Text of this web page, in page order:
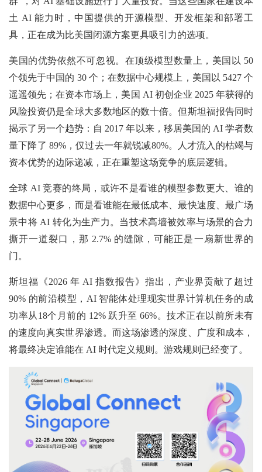
土 AI 能力时，中国提供的开源模型、开发框架和部署工
具，正在成为比美国闭源方案更具吸引力的选项。
美国的优势依然不可忽视。在顶级模型数量上，美国以 50
个领先于中国的 30 个；在数据中心规模上，美国以 5427 个
遥遥领先；在资本市场上，美国 AI 初创企业 2025 年获得的
风险投资仍是全球大多数地区的数十倍。但斯坦福报告同时
揭示了另一个趋势：自 2017 年以来，移居美国的 AI 学者数
量下降了 89%，仅过去一年就锐减80%。人才流入的枯竭与
资本优势的边际递减，正在重塑这场竞争的底层逻辑。
全球 AI 竞赛的终局，或许不是看谁的模型参数更大、谁的
数据中心更多，而是看谁能在最低成本、最快速度、最广场
景中将 AI 转化为生产力。当技术高墙被效率与场景的合力
撕开一道裂口，那 2.7% 的缝隙，可能正是一扇新世界的
门。
斯坦福《2026 年 AI 指数报告》指出，产业界贡献了超过
90% 的前沿模型，AI 智能体处理现实世界计算机任务的成
功率从18个月前的 12% 跃升至 66%。技术正在以前所未有
的速度向真实世界渗透。而这场渗透的深度、广度和成本，
将最终决定谁能在 AI 时代定义规则。游戏规则已经变了。